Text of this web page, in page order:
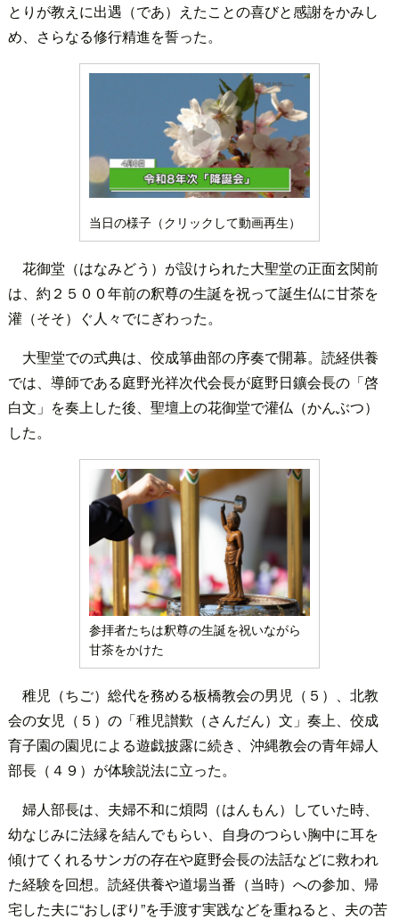
とりが教えに出遇（であ）えたことの喜びと感謝をかみし
め、さらなる修行精進を誓った。
当日の様子（クリックして動画再生）
花御堂（はなみどう）が設けられた大聖堂の正面玄関前
は、約２５００年前の釈尊の生誕を祝って誕生仏に甘茶を
灌（そそ）ぐ人々でにぎわった。
大聖堂での式典は、佼成箏曲部の序奏で開幕。読経供養
では、導師である庭野光祥次代会長が庭野日鑛会長の「啓
白文」を奏上した後、聖壇上の花御堂で灌仏（かんぶつ）
した。
参拝者たちは釈尊の生誕を祝いながら
甘茶をかけた
稚児（ちご）総代を務める板橋教会の男児（５）、北教
会の女児（５）の「稚児讃歎（さんだん）文」奏上、佼成
育子園の園児による遊戯披露に続き、沖縄教会の青年婦人
部長（４９）が体験説法に立った。
婦人部長は、夫婦不和に煩悶（はんもん）していた時、
幼なじみに法縁を結んでもらい、自身のつらい胸中に耳を
傾けてくれるサンガの存在や庭野会長の法話などに救われ
た経験を回想。読経供養や道場当番（当時）への参加、帰
宅した夫に“おしぼり”を手渡す実践などを重ねると、夫の苦